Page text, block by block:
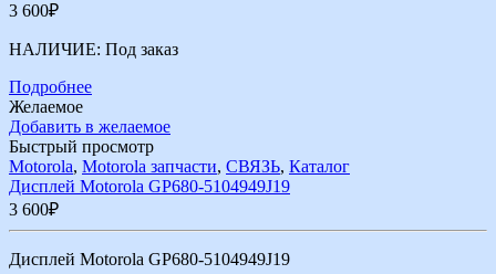
3 600₽
НАЛИЧИЕ: Под заказ
Подробнее
Желаемое
Добавить в желаемое
Быстрый просмотр
Motorola, Motorola запчасти, СВЯЗЬ, Каталог
Дисплей Motorola GP680-5104949J19
3 600₽
Дисплей Motorola GP680-5104949J19